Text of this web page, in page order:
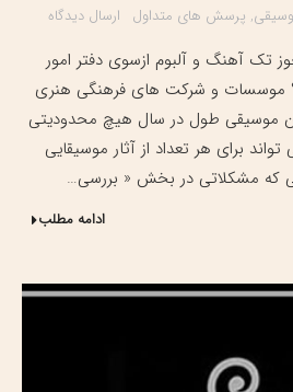
, پرسش های متداول ارسال دیدگاه
تک آهنگ و آلبوم ازسوی دفتر امور
موسسات و شرکت های فرهنگی هنری
موسیقی طول در سال هیچ محدودیتی
برای هر تعداد از آثار موسیقایی
که مشکلاتی در بخش « بررسی…
ادامه مطلب